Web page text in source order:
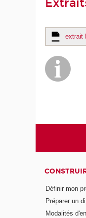
extrait
Définir mon
Préparer un
Modalités